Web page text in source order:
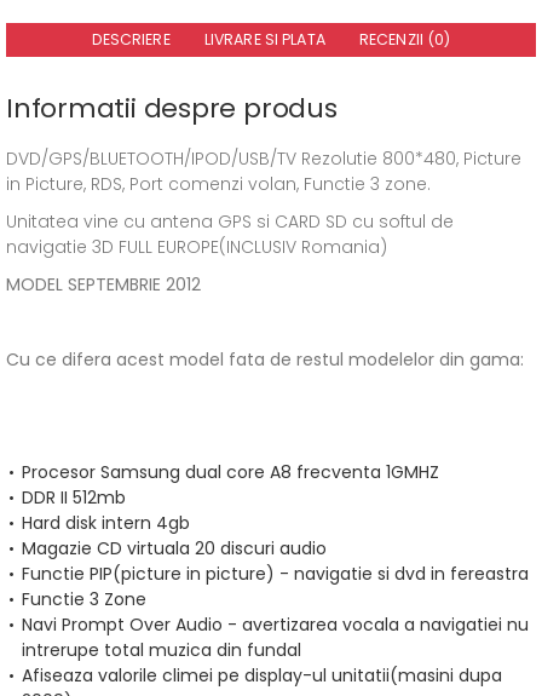
DESCRIERE LIVRARE SI PLATA RECENZII (0)
Informatii despre produs
DVD/GPS/BLUETOOTH/IPOD/USB/TV Rezolutie 800*480, Picture
in Picture, RDS, Port comenzi volan, Functie 3 zone.
Unitatea vine cu antena GPS si CARD SD cu softul de
navigatie 3D FULL EUROPE(INCLUSIV Romania)
MODEL SEPTEMBRIE 2012
Cu ce difera acest model fata de restul modelelor din gama:
Procesor Samsung dual core A8 frecventa 1GMHZ
DDR II 512mb
Hard disk intern 4gb
Magazie CD virtuala 20 discuri audio
Functie PIP(picture in picture) - navigatie si dvd in fereastra
Functie 3 Zone
Navi Prompt Over Audio - avertizarea vocala a navigatiei nu
intrerupe total muzica din fundal
Afiseaza valorile climei pe display-ul unitatii(masini dupa